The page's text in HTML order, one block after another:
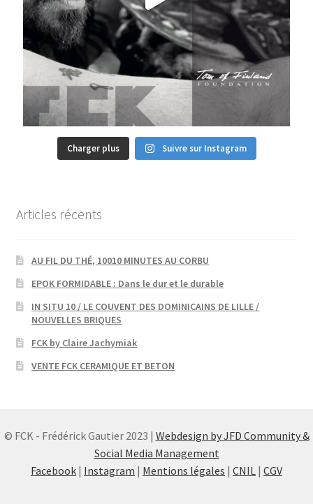
Charger plus Suivre sur Instagram
Articles récents
AU FIL DU THÉ, 10010 MINUTES AU CORBU
EPOK FORMIDABLE : Dans le dur et le durable
IN SITU 10 / LE COUVENT DES DOMINICAINS DE LILLE /
NOUVELLES BRIQUES
FCK by Claire Jachymiak
VENTE FCK CERAMIQUE ET BETON
© FCK - Frédérick Gautier 2023 | Webdesign by JFD Community &
Social Media Management
Facebook | Instagram | Mentions légales | CNIL | CGV